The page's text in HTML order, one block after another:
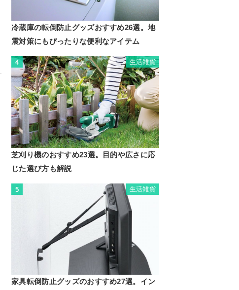
冷蔵庫の転倒防止グッズおすすめ26選。地
震対策にもぴったりな便利なアイテム
4 生活雑貨
芝刈り機のおすすめ23選。目的や広さに応
じた選び方も解説
5 生活雑貨
家具転倒防止グッズのおすすめ27選。イン